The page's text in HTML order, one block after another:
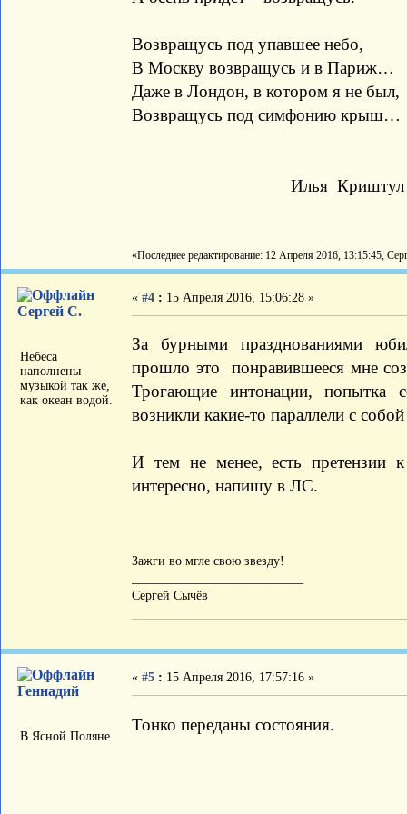
Возвращусь под упавшее небо,
В Москву возвращусь и в Париж…
Даже в Лондон, в котором я не был,
Возвращусь под симфонию крыш…
Илья Криштул
«Последнее редактирование: 12 Апреля 2016, 13:15:45,
Сергей С.
Небеса
наполнены
музыкой так же,
как океан водой.
« #4 : 15 Апреля 2016, 15:06:28 »
За бурными празднованиями
прошло это понравившееся мне
Трогающие интонации, попытка
возникли какие-то параллели с
И тем не менее, есть
интересно, напишу в ЛС.
Зажги во мгле свою звезду!
Сергей Сычёв
Геннадий
В Ясной Поляне
« #5 : 15 Апреля 2016, 17:57:16 »
Тонко переданы состояния.